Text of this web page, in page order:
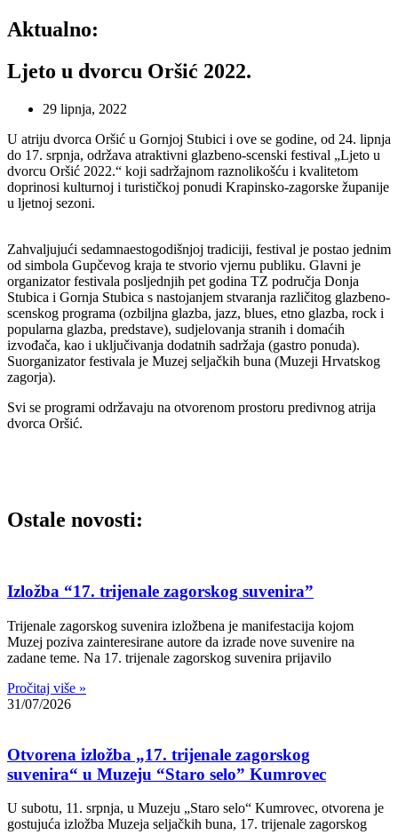
Aktualno:
Ljeto u dvorcu Oršić 2022.
29 lipnja, 2022
U atriju dvorca Oršić u Gornjoj Stubici i ove se godine, od 24. lipnja
do 17. srpnja, održava atraktivni glazbeno-scenski festival „Ljeto u
dvorcu Oršić 2022.“ koji sadržajnom raznolikošću i kvalitetom
doprinosi kulturnoj i turističkoj ponudi Krapinsko-zagorske županije
u ljetnoj sezoni.
Zahvaljujući sedamnaestogodišnjoj tradiciji, festival je postao jednim
od simbola Gupčevog kraja te stvorio vjernu publiku. Glavni je
organizator festivala posljednjih pet godina TZ područja Donja
Stubica i Gornja Stubica s nastojanjem stvaranja različitog glazbeno-
scenskog programa (ozbiljna glazba, jazz, blues, etno glazba, rock i
popularna glazba, predstave), sudjelovanja stranih i domaćih
izvođača, kao i uključivanja dodatnih sadržaja (gastro ponuda).
Suorganizator festivala je Muzej seljačkih buna (Muzeji Hrvatskog
zagorja).
Svi se programi održavaju na otvorenom prostoru predivnog atrija
dvorca Oršić.
Ostale novosti:
Izložba “17. trijenale zagorskog suvenira”
Trijenale zagorskog suvenira izložbena je manifestacija kojom
Muzej poziva zainteresirane autore da izrade nove suvenire na
zadane teme. Na 17. trijenale zagorskog suvenira prijavilo
Pročitaj više »
31/07/2026
Otvorena izložba „17. trijenale zagorskog
suvenira“ u Muzeju “Staro selo” Kumrovec
U subotu, 11. srpnja, u Muzeju „Staro selo“ Kumrovec, otvorena je
gostujuća izložba Muzeja seljačkih buna, 17. trijenale zagorskog